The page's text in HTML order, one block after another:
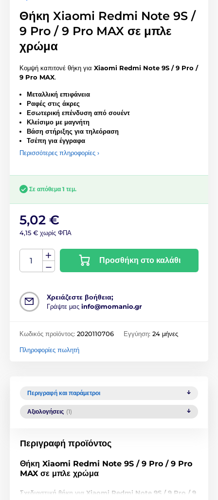
Θήκη Xiaomi Redmi Note 9S /
9 Pro / 9 Pro MAX σε μπλε
χρώμα
Κομψή καπιτονέ θήκη για Xiaomi Redmi Note 9S / 9 Pro /
9 Pro MAX.
Μεταλλική επιφάνεια
Ραφές στις άκρες
Εσωτερική επένδυση από σουέντ
Κλείσιμο με μαγνήτη
Βάση στήριξης για τηλεόραση
Τσέπη για έγγραφα
Περισσότερες πληροφορίες ›
Σε απόθεμα 1 τεμ.
5,02 €
4,15 € χωρίς ΦΠΑ
Προσθήκη στο καλάθι
Χρειάζεστε βοήθεια;
Γράψτε μας info@momanio.gr
Κωδικός προϊόντος: 2020110706 Εγγύηση: 24 μήνες
Πληροφορίες πωλητή
Περιγραφή και παράμετροι
Αξιολογήσεις (1)
Περιγραφή προϊόντος
Θήκη Xiaomi Redmi Note 9S / 9 Pro / 9 Pro
MAX σε μπλε χρώμα
Σχεδιαστική θήκη για Xiaomi Redmi Note 9S / 9 Pro / 9